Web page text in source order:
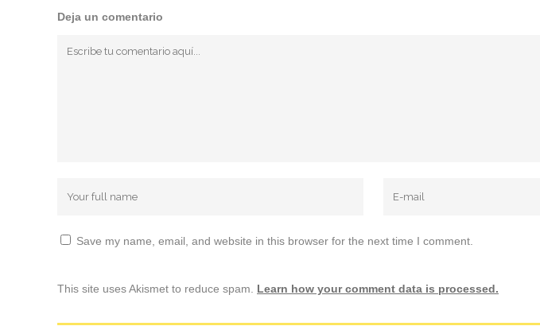
Deja un comentario
Save my name, email, and website in this browser for the next time I comment.
This site uses Akismet to reduce spam. Learn how your comment data is processed.